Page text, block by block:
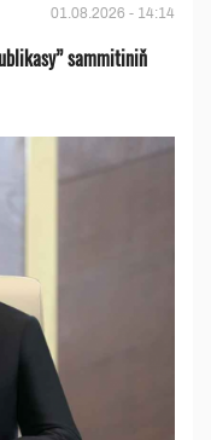
01.08.2026 - 14:14
sammitiniň